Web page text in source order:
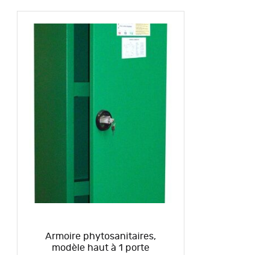
Armoire phytosanitaires,
modèle haut à 1 porte